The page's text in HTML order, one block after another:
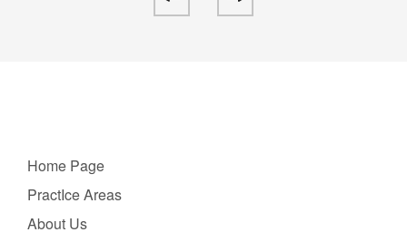
Home Page
PractIce Areas
About Us